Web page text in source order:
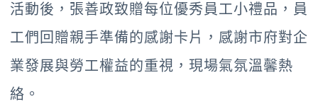
活動後，張善政致贈每位優秀員工小禮品，員
工們回贈親手準備的感謝卡片，感謝市府對企
業發展與勞工權益的重視，現場氣氛溫馨熱
絡。